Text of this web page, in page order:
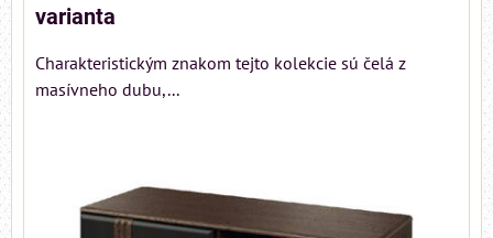
varianta
Charakteristickým znakom tejto kolekcie sú čelá z
masívneho dubu,...